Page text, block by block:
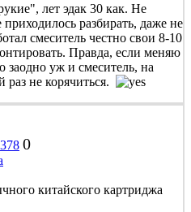
лет эдак 30 как. Не
разбирать, даже не
смеситель честно свои 8-10
Правда, если меняю
заодно уж и смеситель, на
не корячиться.
0
китайского картриджа